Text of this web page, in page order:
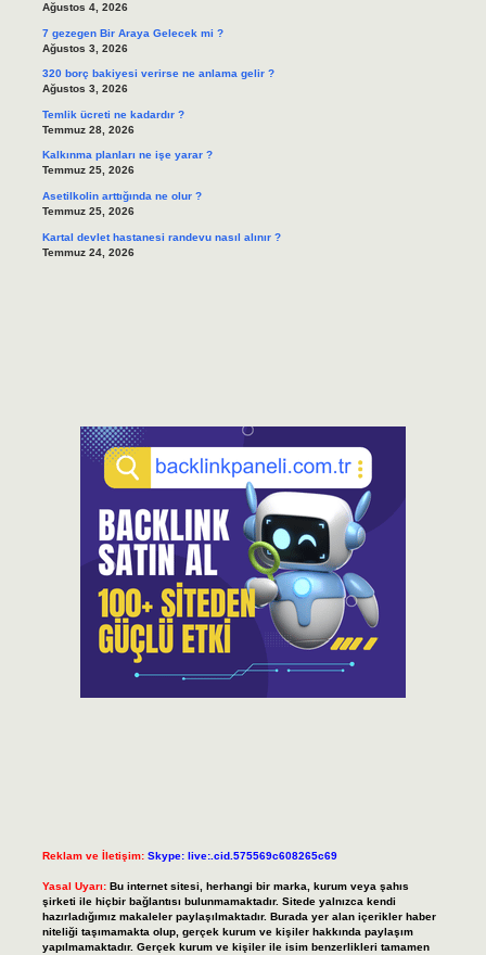
Ağustos 4, 2026
7 gezegen Bir Araya Gelecek mi ?
Ağustos 3, 2026
320 borç bakiyesi verirse ne anlama gelir ?
Ağustos 3, 2026
Temlik ücreti ne kadardır ?
Temmuz 28, 2026
Kalkınma planları ne işe yarar ?
Temmuz 25, 2026
Asetilkolin arttığında ne olur ?
Temmuz 25, 2026
Kartal devlet hastanesi randevu nasıl alınır ?
Temmuz 24, 2026
Reklam ve İletişim: Skype: live:.cid.575569c608265c69
Yasal Uyarı: Bu internet sitesi, herhangi bir marka, kurum veya şahıs
şirketi ile hiçbir bağlantısı bulunmamaktadır. Sitede yalnızca kendi
hazırladığımız makaleler paylaşılmaktadır. Burada yer alan içerikler haber
niteliği taşımamakta olup, gerçek kurum ve kişiler hakkında paylaşım
yapılmamaktadır. Gerçek kurum ve kişiler ile isim benzerlikleri tamamen